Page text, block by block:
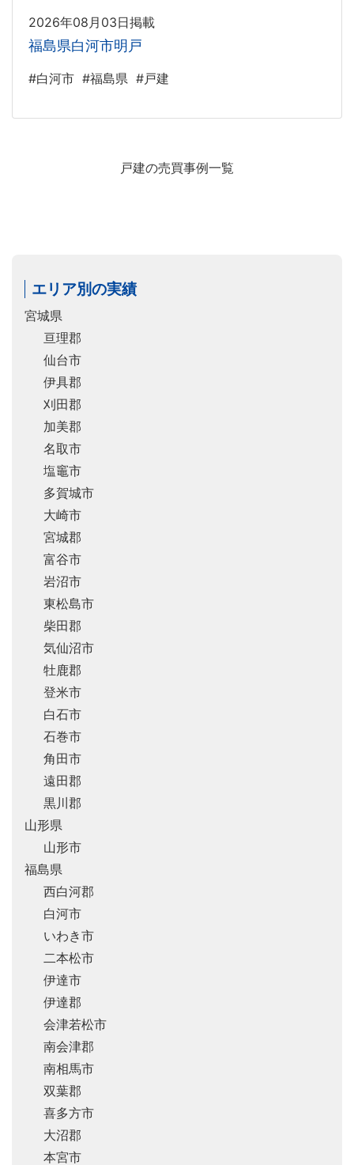
2026年08月03日掲載
福島県白河市明戸
#白河市 #福島県 #戸建
戸建の売買事例一覧
エリア別の実績
宮城県
亘理郡
仙台市
伊具郡
刈田郡
加美郡
名取市
塩竈市
多賀城市
大崎市
宮城郡
富谷市
岩沼市
東松島市
柴田郡
気仙沼市
牡鹿郡
登米市
白石市
石巻市
角田市
遠田郡
黒川郡
山形県
山形市
福島県
西白河郡
白河市
いわき市
二本松市
伊達市
伊達郡
会津若松市
南会津郡
南相馬市
双葉郡
喜多方市
大沼郡
本宮市